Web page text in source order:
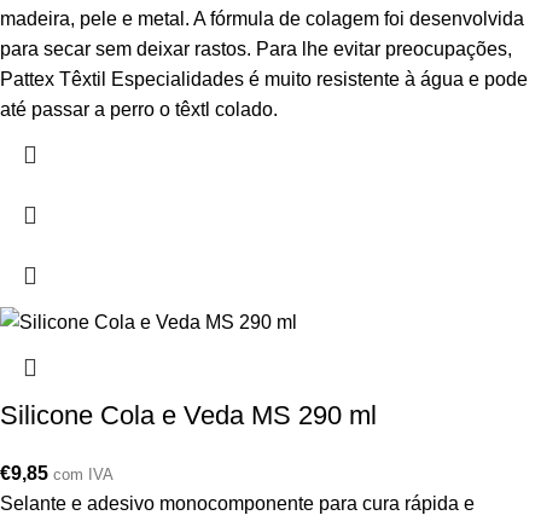
madeira, pele e metal. A fórmula de colagem foi desenvolvida
para secar sem deixar rastos. Para lhe evitar preocupações,
Pattex Têxtil Especialidades é muito resistente à água e pode
até passar a perro o têxtl colado.
Silicone Cola e Veda MS 290 ml
€9,85 com IVA
Selante e adesivo monocomponente para cura rápida e